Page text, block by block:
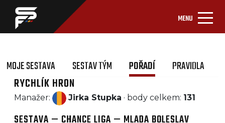
MENU
MOJE SESTAVA SESTAV TÝM POŘADÍ PRAVIDLA
RYCHLÍK HRON
Manažer: Jirka Stupka · body celkem: 131
SESTAVA — CHANCE LIGA — MLADA BOLESLAV